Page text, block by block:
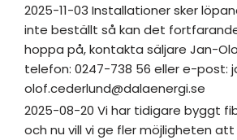
2025-11-03 Installationer sker
inte beställt så kan det
hoppa på, kontakta säljare Jan-
telefon: 0247-738 56 eller e-post:
olof.cederlund@dalaenergi.se
2025-08-20 Vi har tidigare byggt
och nu vill vi ge fler möjligheten